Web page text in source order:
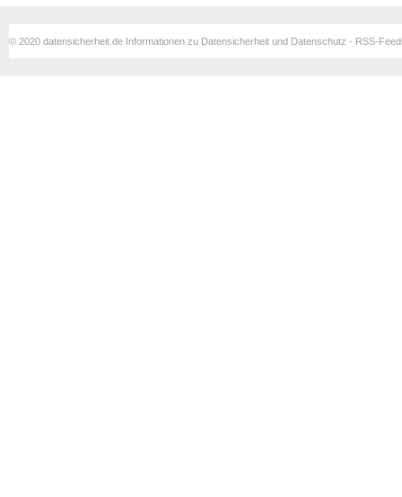
© 2020 datensicherheit.de Informationen zu Datensicherheit und Datenschutz - RSS-